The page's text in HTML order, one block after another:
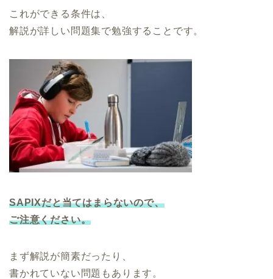
これができる条件は、
解説が詳しい問題集で勉強することです。
SAPIXだと当てはまらないので、
ご注意ください。
まず解説が簡素だったり、
書かれていない問題もあります。